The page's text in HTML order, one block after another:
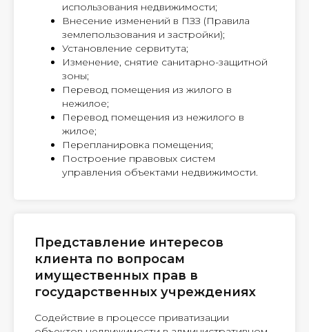
использования недвижимости;
Внесение изменений в ПЗЗ (Правила
землепользования и застройки);
Установление сервитута;
Изменение, снятие санитарно-защитной
зоны;
Перевод помещения из жилого в
нежилое;
Перевод помещения из нежилого в
жилое;
Перепланировка помещения;
Построение правовых систем
управления объектами недвижимости.
Представление интересов
клиента по вопросам
имущественных прав в
государственных учреждениях
Содействие в процессе приватизации